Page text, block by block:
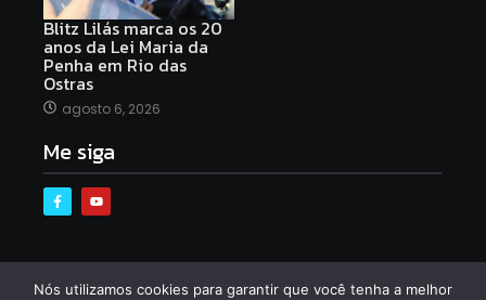
Blitz Lilás marca os 20
anos da Lei Maria da
Penha em Rio das
Ostras
agosto 6, 2026
Me siga
Nós utilizamos cookies para garantir que você tenha a melhor